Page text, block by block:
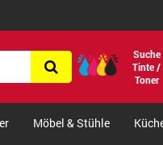
Suche
Tinte /
Toner
Möbel & Stühle